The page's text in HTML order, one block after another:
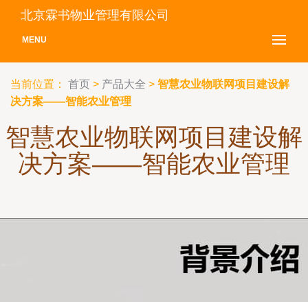
北京霖书物业管理有限公司
MENU
当前位置： 首页 > 产品大全 > 智慧农业物联网项目建设解
决方案——智能农业管理
智慧农业物联网项目建设解
决方案——智能农业管理